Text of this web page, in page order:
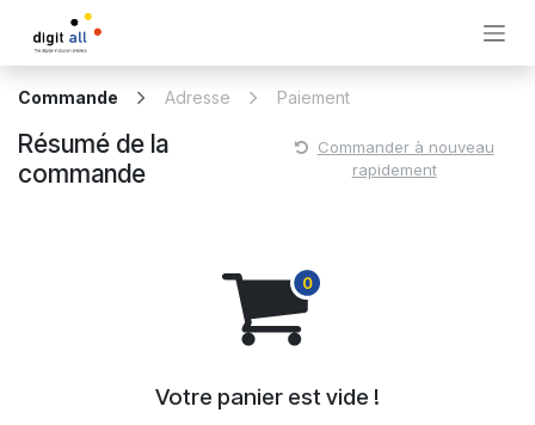
Se rendre au contenu
Commande Adresse Paiement
Résumé de la
commande
Commander à nouveau
rapidement
Votre panier est vide !